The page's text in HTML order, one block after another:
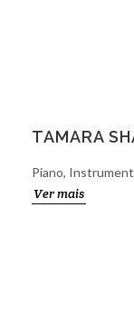
TAMARA
Piano,
Ver mais